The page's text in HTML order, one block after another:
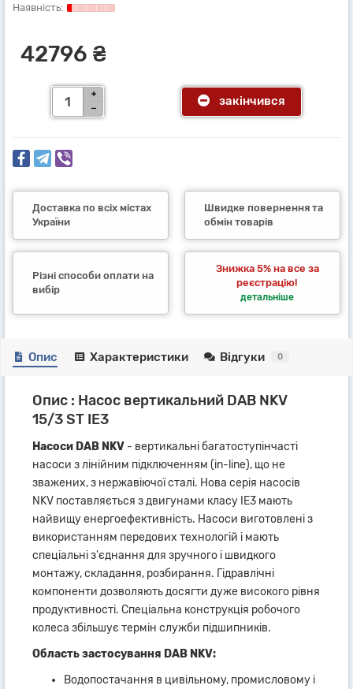
42796 ₴
закінчився
Доставка по всіх містах
України
Швидке повернення та
обмін товарів
Різні способи оплати на
вибір
Знижка 5% на все за
реєстрацію!
детальніше
Опис Характеристики Відгуки 0
Опис : Насос вертикальний DAB NKV
15/3 ST IE3
Насоси DAB NKV - вертикальні багатоступінчасті
насоси з лінійним підключенням (in-line), що не
зважених, з нержавіючої сталі. Нова серія насосів
NKV поставляється з двигунами класу IE3 мають
найвищу енергоефективність. Насоси виготовлені з
використанням передових технологій і мають
спеціальні з'єднання для зручного і швидкого
монтажу, складання, розбирання. Гідравлічні
компоненти дозволяють досягти дуже високого рівня
продуктивності. Спеціальна конструкція робочого
колеса збільшує термін служби підшипників.
Область застосування DAB NKV:
Водопостачання в цивільному, промисловому і